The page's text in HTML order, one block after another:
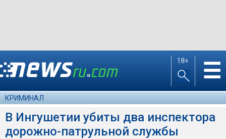
18+ ☰
КРИМИНАЛ
В Ингушетии убиты два инспектора
дорожно-патрульной службы